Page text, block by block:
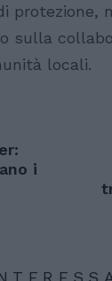
protezione,
sulla
locali.
i